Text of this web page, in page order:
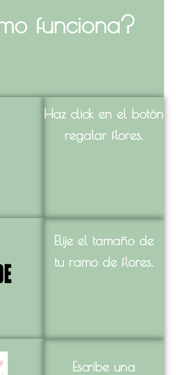
funciona?
Haz click en el botón
regalar flores.
Elije el tamaño de
tu ramo de flores.
Escribe una